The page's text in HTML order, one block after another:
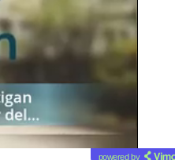
powered by